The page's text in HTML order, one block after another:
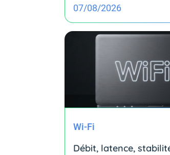
07/08/2026
Wi-Fi
Débit, latence,